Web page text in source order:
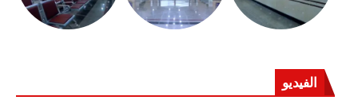
الفيديو